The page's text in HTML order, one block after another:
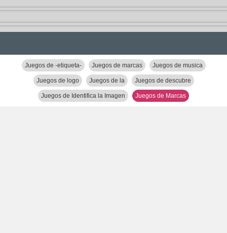
Juegos de -etiqueta- Juegos de marcas Juegos de musica
Juegos de logo Juegos de la Juegos de descubre
Juegos de Identifica la Imagen Juegos de Marcas